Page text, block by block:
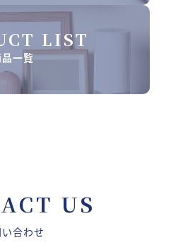
LIST
品一覧
US
合わせ